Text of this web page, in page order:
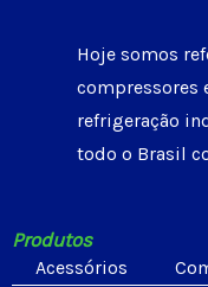
Hoje somos
compressores
refrigeração
todo o Brasil
Produtos
Acessórios